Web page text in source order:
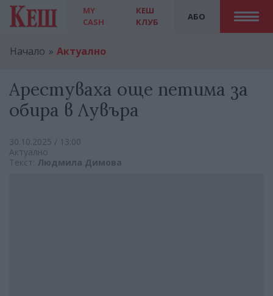
MY
CASH
АБО
КЕШ
КЛУБ
Начало Актуално
Арестуваха още петима за
обира в Лувъра
30.10.2025 / 13:00
Актуално
Текст: Людмила Димова